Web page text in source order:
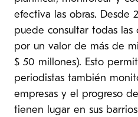
efectiva las obras. Desde
puede consultar todas las
por un valor de más de
$ 50 millones). Esto
periodistas también
empresas y el progreso
tienen lugar en sus